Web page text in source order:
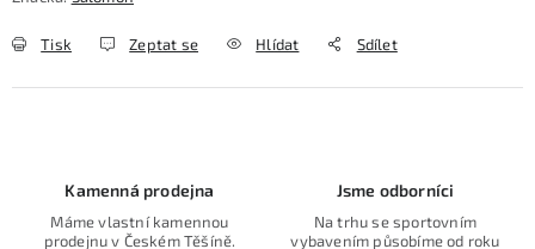
Tisk Zeptat se Hlídat Sdílet
Kamenná prodejna
Máme vlastní kamennou
prodejnu v Českém Těšíně.
Jsme odborníci
Na trhu se sportovním
vybavením působíme od roku